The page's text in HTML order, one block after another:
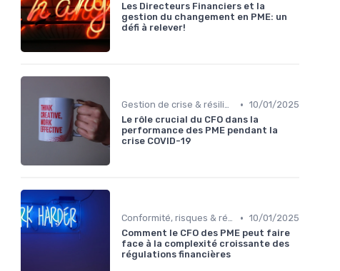
Les Directeurs Financiers et la
gestion du changement en PME: un
défi à relever!
Gestion de crise & résilience financière • 10/01/2025
Le rôle crucial du CFO dans la
performance des PME pendant la
crise COVID-19
Conformité, risques & réglementation • 10/01/2025
Comment le CFO des PME peut faire
face à la complexité croissante des
régulations financières